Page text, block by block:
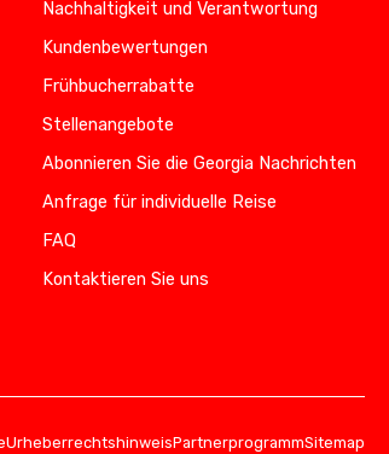
Nachhaltigkeit und Verantwortung
Kundenbewertungen
Frühbucherrabatte
Stellenangebote
Abonnieren Sie die Georgia Nachrichten
Anfrage für individuelle Reise
FAQ
Kontaktieren Sie uns
UrheberrechtshinweisPartnerprogrammSitemap